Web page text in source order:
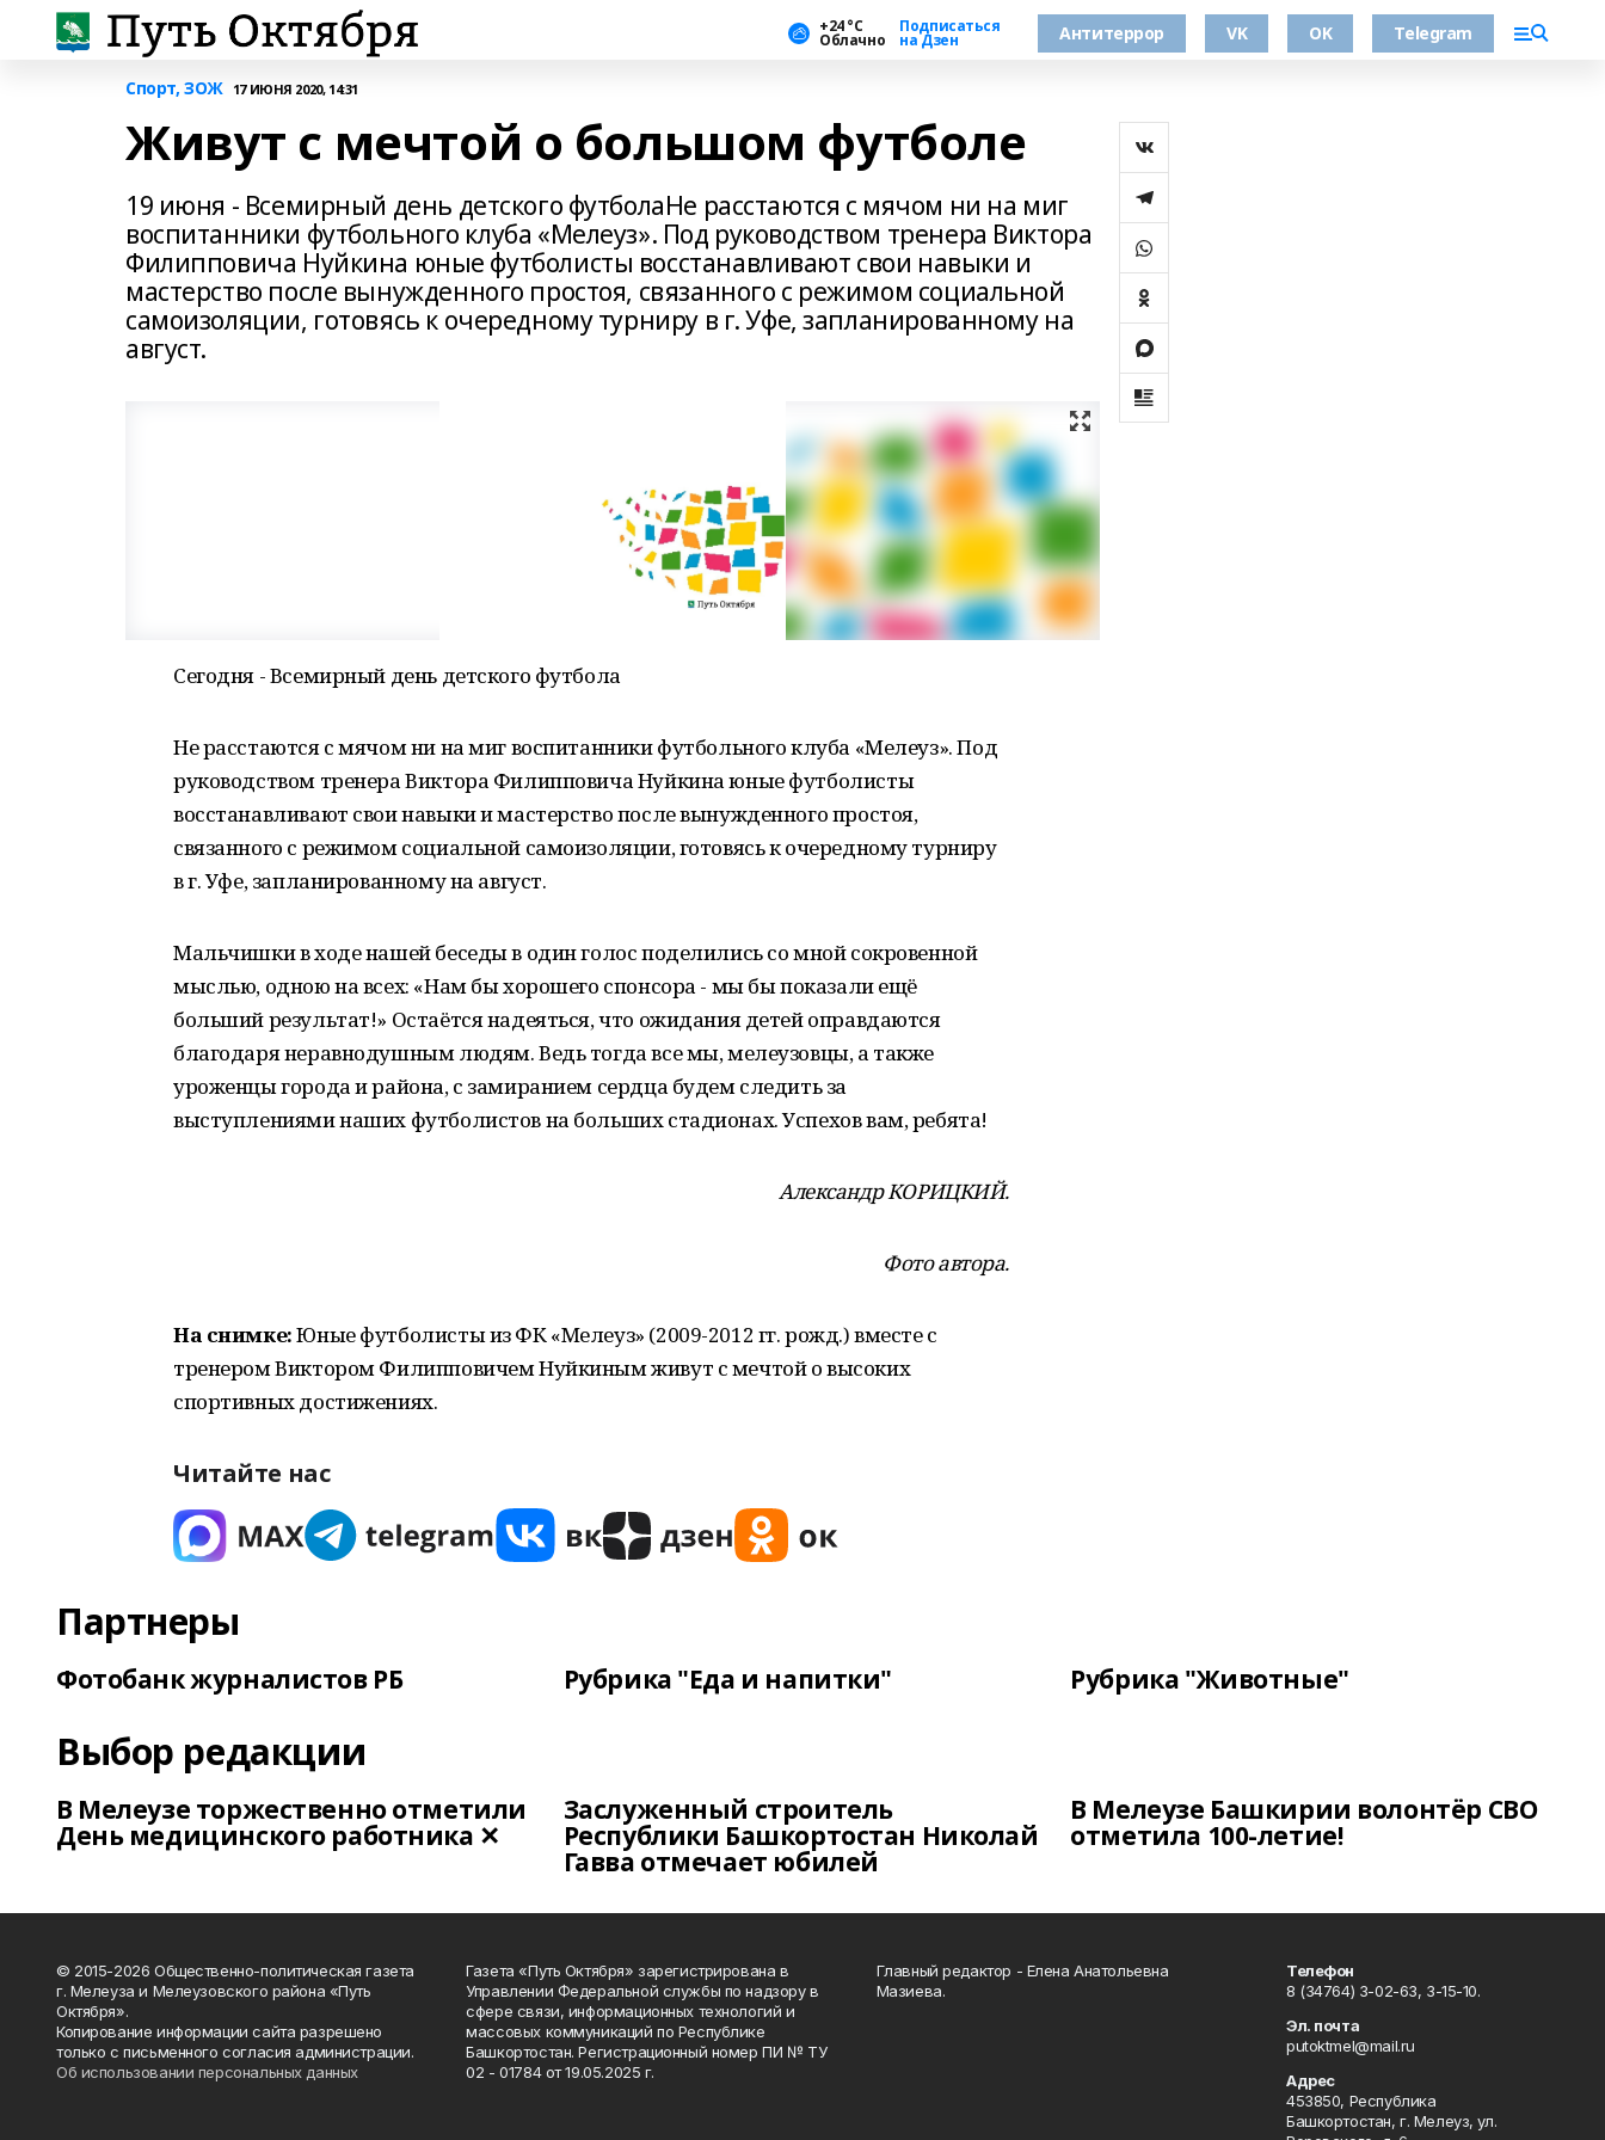
+24 °С
Облачно
Подписаться
на Дзен Антитеррор VK OK Telegram
Спорт, ЗОЖ 17 ИЮНЯ 2020, 14:31
Живут с мечтой о большом футболе
19 июня - Всемирный день детского футболаНе расстаются с мячом ни на миг
воспитанники футбольного клуба «Мелеуз». Под руководством тренера Виктора
Филипповича Нуйкина юные футболисты восстанавливают свои навыки и
мастерство после вынужденного простоя, связанного с режимом социальной
самоизоляции, готовясь к очередному турниру в г. Уфе, запланированному на
август.
Сегодня - Всемирный день детского футбола
Не расстаются с мячом ни на миг воспитанники футбольного клуба «Мелеуз». Под
руководством тренера Виктора Филипповича Нуйкина юные футболисты
восстанавливают свои навыки и мастерство после вынужденного простоя,
связанного с режимом социальной самоизоляции, готовясь к очередному турниру
в г. Уфе, запланированному на август.
Мальчишки в ходе нашей беседы в один голос поделились со мной сокровенной
мыслью, одною на всех: «Нам бы хорошего спонсора - мы бы показали ещё
больший результат!» Остаётся надеяться, что ожидания детей оправдаются
благодаря неравнодушным людям. Ведь тогда все мы, мелеузовцы, а также
уроженцы города и района, с замиранием сердца будем следить за
выступлениями наших футболистов на больших стадионах. Успехов вам, ребята!
Александр КОРИЦКИЙ.
Фото автора.
На снимке:Юные футболисты из ФК «Мелеуз» (2009-2012 гг. рожд.) вместе с
тренером Виктором Филипповичем Нуйкиным живут с мечтой о высоких
спортивных достижениях.
Читайте нас
Партнеры
Фотобанк журналистов РБ Рубрика "Еда и напитки" Рубрика "Животные"
Выбор редакции
В Мелеузе торжественно отметили
День медицинского работника ✕
Заслуженный строитель
Республики Башкортостан Николай
Гавва отмечает юбилей
В Мелеузе Башкирии волонтёр СВО
отметила 100-летие!
© 2015-2026 Общественно-политическая газета
г. Мелеуза и Мелеузовского района «Путь
Октября».
Копирование информации сайта разрешено
только с письменного согласия администрации.
Об использовании персональных данных
Газета «Путь Октября» зарегистрирована в
Управлении Федеральной службы по надзору в
сфере связи, информационных технологий и
массовых коммуникаций по Республике
Башкортостан. Регистрационный номер ПИ № ТУ
02 - 01784 от 19.05.2025 г.
Главный редактор - Елена Анатольевна
Мазиева.
Телефон
8 (34764) 3-02-63, 3-15-10.
Эл. почта
putoktmel@mail.ru
Адрес
453850, Республика
Башкортостан, г. Мелеуз, ул.